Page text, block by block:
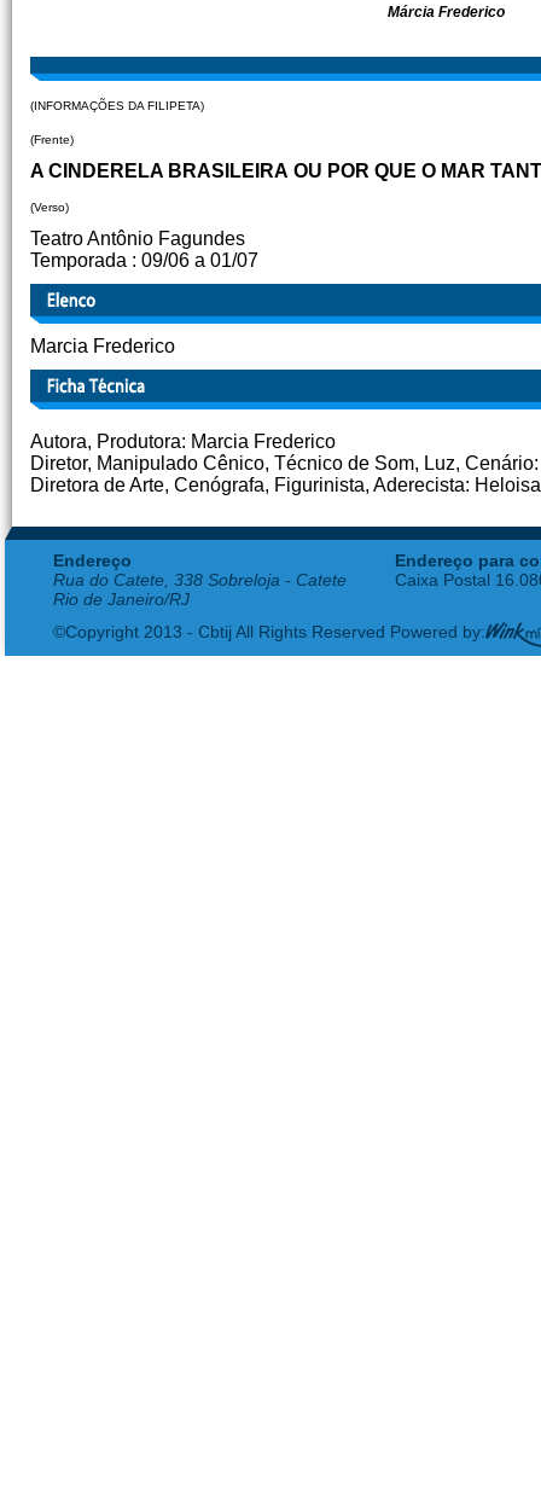
Márcia Frederico
(INFORMAÇÕES DA FILIPETA)
(Frente)
A CINDERELA BRASILEIRA OU POR QUE O MAR
(Verso)
Teatro Antônio Fagundes
Temporada : 09/06 a 01/07
Marcia Frederico
Autora, Produtora: Marcia Frederico
Diretor, Manipulado Cênico, Técnico de Som, Luz,
Diretora de Arte, Cenógrafa, Figurinista, Aderecista:
Endereço
Rua do Catete, 338 Sobreloja - Catete
Rio de Janeiro/RJ
Endereço para
Caixa Postal
©Copyright 2013 - Cbtij All Rights Reserved Powered by: